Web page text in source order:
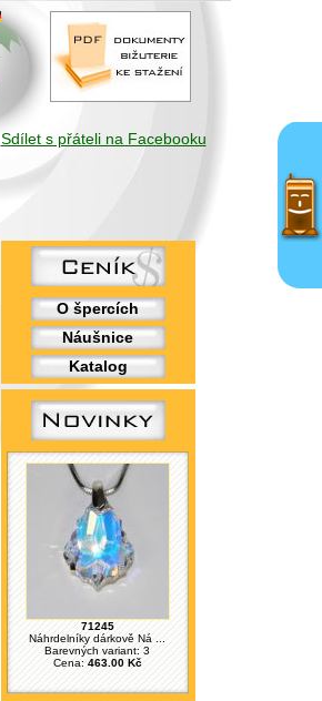
Sdílet s přáteli na Facebooku
O špercích
Náušnice
Katalog
71245
Náhrdelníky dárkově Ná ...
Barevných variant: 3
Cena: 463.00 Kč